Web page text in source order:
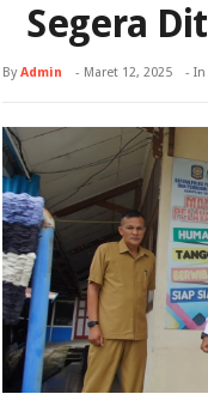
Segera
ByAdmin - Maret 12, 2025 - In